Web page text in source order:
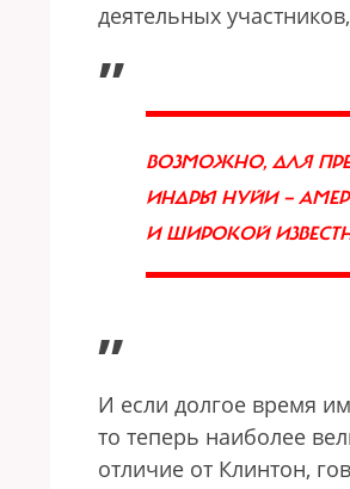
деятельных
„
ВОЗМОЖНО, ДЛЯ
ИНДРЫ НУЙИ —
И ШИРОКОЙ
”
И если долгое время
то теперь наиболее
отличие от Клинтон,